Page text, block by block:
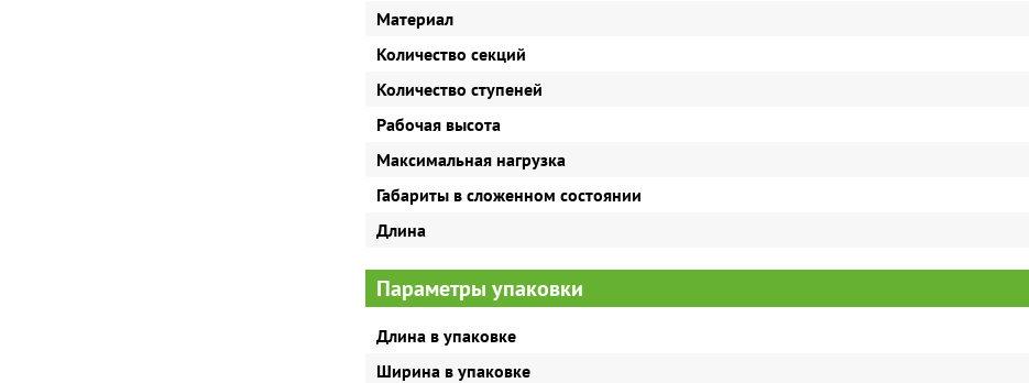
Материал
Количество секций
Количество ступеней
Рабочая высота
Максимальная нагрузка
Габариты в сложенном состоянии
Длина
Параметры упаковки
Длина в упаковке
Ширина в упаковке